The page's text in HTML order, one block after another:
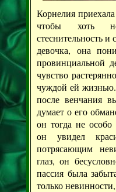
Корнелия
чтобы хоть
стеснительность и
девочка, она
провинциальной
чувство
чуждой ей
после венчания
думает о его
он тогда не особо
он увидел
потрясающим
глаз, он
пассия была
только